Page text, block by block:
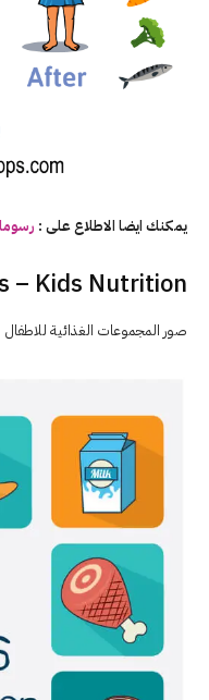
يمكنك ايضا الاطلاع على :
– Kids Nutrition
صور المجموعات الغذائية للاطفال